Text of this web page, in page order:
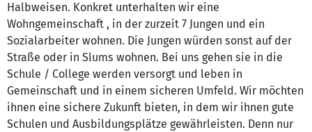
Halbweisen. Konkret unterhalten wir eine
Wohngemeinschaft , in der zurzeit 7 Jungen und ein
Sozialarbeiter wohnen. Die Jungen würden sonst auf der
Straße oder in Slums wohnen. Bei uns gehen sie in die
Schule / College werden versorgt und leben in
Gemeinschaft und in einem sicheren Umfeld. Wir möchten
ihnen eine sichere Zukunft bieten, in dem wir ihnen gute
Schulen und Ausbildungsplätze gewährleisten. Denn nur